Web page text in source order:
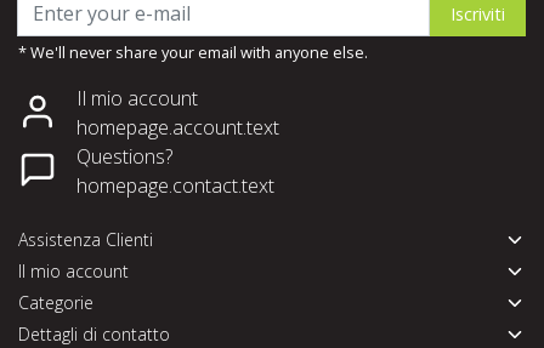
Iscriviti
* We'll never share your email with anyone else.
Il mio account
homepage.account.text
Questions?
homepage.contact.text
Assistenza Clienti
Il mio account
Categorie
Dettagli di contatto